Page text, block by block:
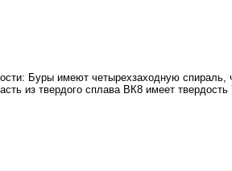
Буры имеют четырехзаходную спираль,
из твердого сплава ВК8 имеет